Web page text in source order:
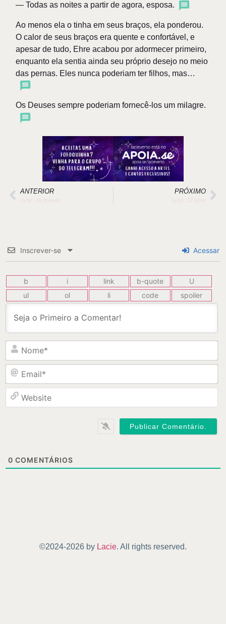
— Todas as noites a partir de agora, esposa.
Ao menos ela o tinha em seus braços, ela ponderou.
O calor de seus braços era quente e confortável, e
apesar de tudo, Ehre acabou por adormecer primeiro,
enquanto ela sentia ainda seu próprio desejo no meio
das pernas. Eles nunca poderiam ter filhos, mas…
Os Deuses sempre poderiam fornecê-los um milagre.
ANTERIOR PRÓXIMO
Inscrever-se Acessar
0 COMENTÁRIOS
©2024-2026 by Lacie. All rights reserved.